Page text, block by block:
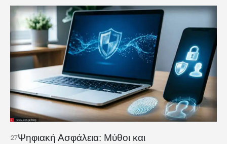
27Ψηφιακή Ασφάλεια: Μύθοι και